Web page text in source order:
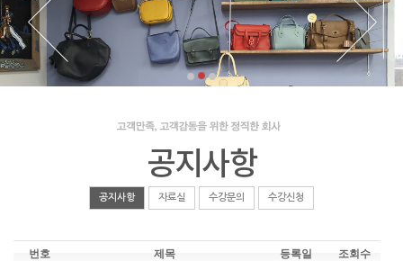
공지사항
공지사항 자료실 수강문의 수강신청
번호 제목 등록일 조회수